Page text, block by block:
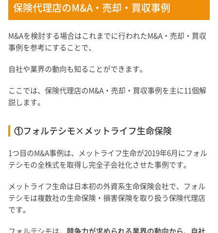
保険代理店のM&A・売却・買収事例
M&Aを検討する場合はこれまでに行われたM&A・売却・買収
事例を参考にすることで、
自社や業界の動向も知ることができます。
ここでは、保険代理店のM&A・売却・買収事例を主に11個解
説します。
①フォルテシモ×メットライフ生命保険
1つ目のM&A事例は、メットライフ生命が2019年6月にフォル
テシモの全株式を取得し完全子会社化させた事例です。
メットライフ生命は日本初の外資系生命保険会社で、フォル
テシモは複数社の生命保険・損害保険を取り扱う保険代理店
です。